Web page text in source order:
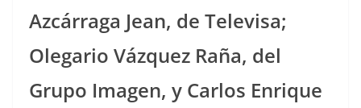
Azcárraga Jean, de Televisa;
Olegario Vázquez Raña, del
Grupo Imagen, y Carlos Enrique